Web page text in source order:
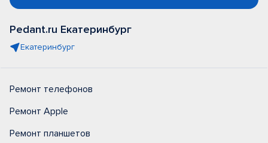
Pedant.ru Екатеринбург
Екатеринбург
Ремонт телефонов
Ремонт Apple
Ремонт планшетов